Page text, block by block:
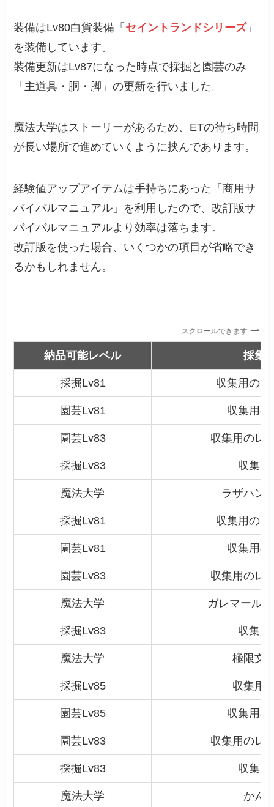
装備はLv80白貨装備「 セイントランドシリーズ」
を装備しています。
装備更新はLv87になった時点で採掘と園芸のみ
「主道具・胴・脚」の更新を行いました。
魔法大学はストーリーがあるため、ETの待ち時間
が長い場所で進めていくように挟んであります。
経験値アップアイテムは手持ちにあった「商用サ
バイバルマニュアル」を利用したので、改訂版サ
バイバルマニュアルより効率は落ちます。
改訂版を使った場合、いくつかの項目が省略でき
るかもしれません。
スクロールできます
納品可能レベル 採集
採掘Lv81 収集用の
園芸Lv81 収集用
園芸Lv83 収集用のレ
採掘Lv83 収集
魔法大学 ラザハン
採掘Lv81 収集用の
園芸Lv81 収集用
園芸Lv83 収集用のレ
魔法大学 ガレマール
採掘Lv83 収集
魔法大学 極限文
採掘Lv85 収集用
園芸Lv85 収集用
園芸Lv83 収集用のレ
採掘Lv83 収集
魔法大学 かん